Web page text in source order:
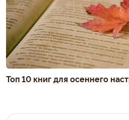
Топ 10 книг для осеннего